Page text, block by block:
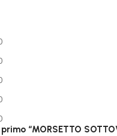
“MORSETTO